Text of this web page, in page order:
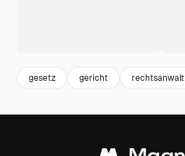
gesetz gericht rechtsanwalt